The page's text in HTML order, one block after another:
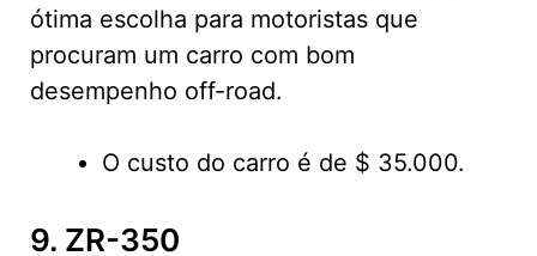
ótima escolha para motoristas que
procuram um carro com bom
desempenho off-road.
O custo do carro é de $ 35.000.
9. ZR-350